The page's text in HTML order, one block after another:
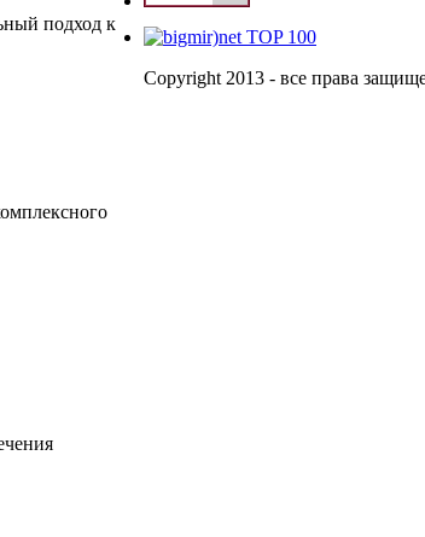
подход к
Copyright 2013 - все права